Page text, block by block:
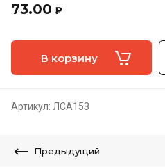
73.00 ₽
В корзину
Артикул: ЛСА15З
Предыдущий